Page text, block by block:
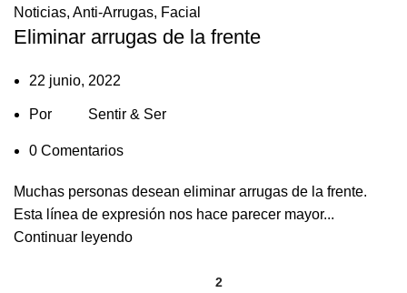
Noticias, Anti-Arrugas, Facial
Eliminar arrugas de la frente
22 junio, 2022
Por Sentir & Ser
0 Comentarios
Muchas personas desean eliminar arrugas de la frente.
Esta línea de expresión nos hace parecer mayor...
Continuar leyendo
2